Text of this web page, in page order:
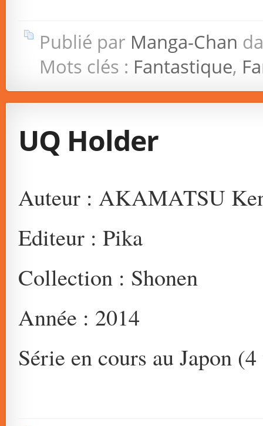
Publié par Manga-Chan
Mots clés : Fantastique,
UQ Holder
Auteur : AKAMATSU
Editeur : Pika
Collection : Shonen
Année : 2014
Série en cours au Japon